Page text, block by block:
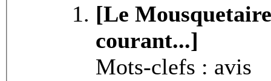
[Le
courant...]
Mots-clefs : avis